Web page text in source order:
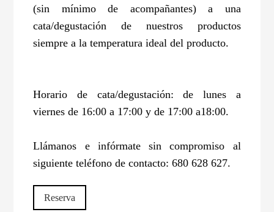
(sin mínimo de acompañantes) a una
cata/degustación de nuestros productos
siempre a la temperatura ideal del producto.
Horario de cata/degustación: de lunes a
viernes de 16:00 a 17:00 y de 17:00 a18:00.
Llámanos e infórmate sin compromiso al
siguiente teléfono de contacto: 680 628 627.
Reserva